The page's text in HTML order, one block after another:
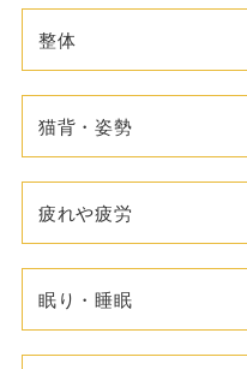
整体
猫背・姿勢
疲れや疲労
眠り・睡眠